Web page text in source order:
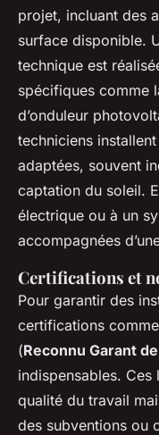
projet, incluant des
surface disponible.
technique est
spécifiques comme
d’onduleur
techniciens
adaptées, souvent
captation du soleil.
électrique ou à un
accompagnées
Certifications et
Pour garantir des
certifications
(Reconnu Garant
indispensables. Ces
qualité du travail
des subventions ou